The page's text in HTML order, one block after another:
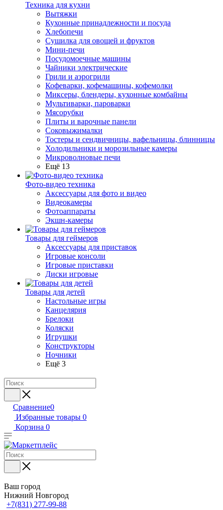
Техника для кухни
Вытяжки
Кухонные принадлежности и посуда
Хлебопечи
Сушилка для овощей и фруктов
Мини-печи
Посудомоечные машины
Чайники электрические
Грили и аэрогрили
Кофеварки, кофемашины, кофемолки
Миксеры, блендеры, кухонные комбайны
Мультиварки, пароварки
Мясорубки
Плиты и варочные панели
Соковыжималки
Тостеры и сендвичницы, вафельницы, блинницы
Холодильники и морозильные камеры
Микроволновые печи
Ещё 13
Фото-видео техника
Аксессуары для фото и видео
Видеокамеры
Фотоаппараты
Экшн-камеры
Товары для геймеров
Аксессуары для приставок
Игровые консоли
Игровые приставки
Диски игровые
Товары для детей
Настольные игры
Канцелярия
Брелоки
Коляски
Игрушки
Конструкторы
Ночники
Ещё 3
Сравнение0
Избранные товары 0
Корзина 0
Ваш город
Нижний Новгород
+7(831) 277-99-88